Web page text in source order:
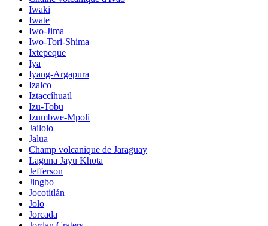
Iwaki
Iwate
Iwo-Jima
Iwo-Tori-Shima
Ixtepeque
Iya
Iyang-Argapura
Izalco
Iztaccíhuatl
Izu-Tobu
Izumbwe-Mpoli
Jailolo
Jalua
Champ volcanique de Jaraguay
Laguna Jayu Khota
Jefferson
Jingbo
Jocotitlán
Jolo
Jorcada